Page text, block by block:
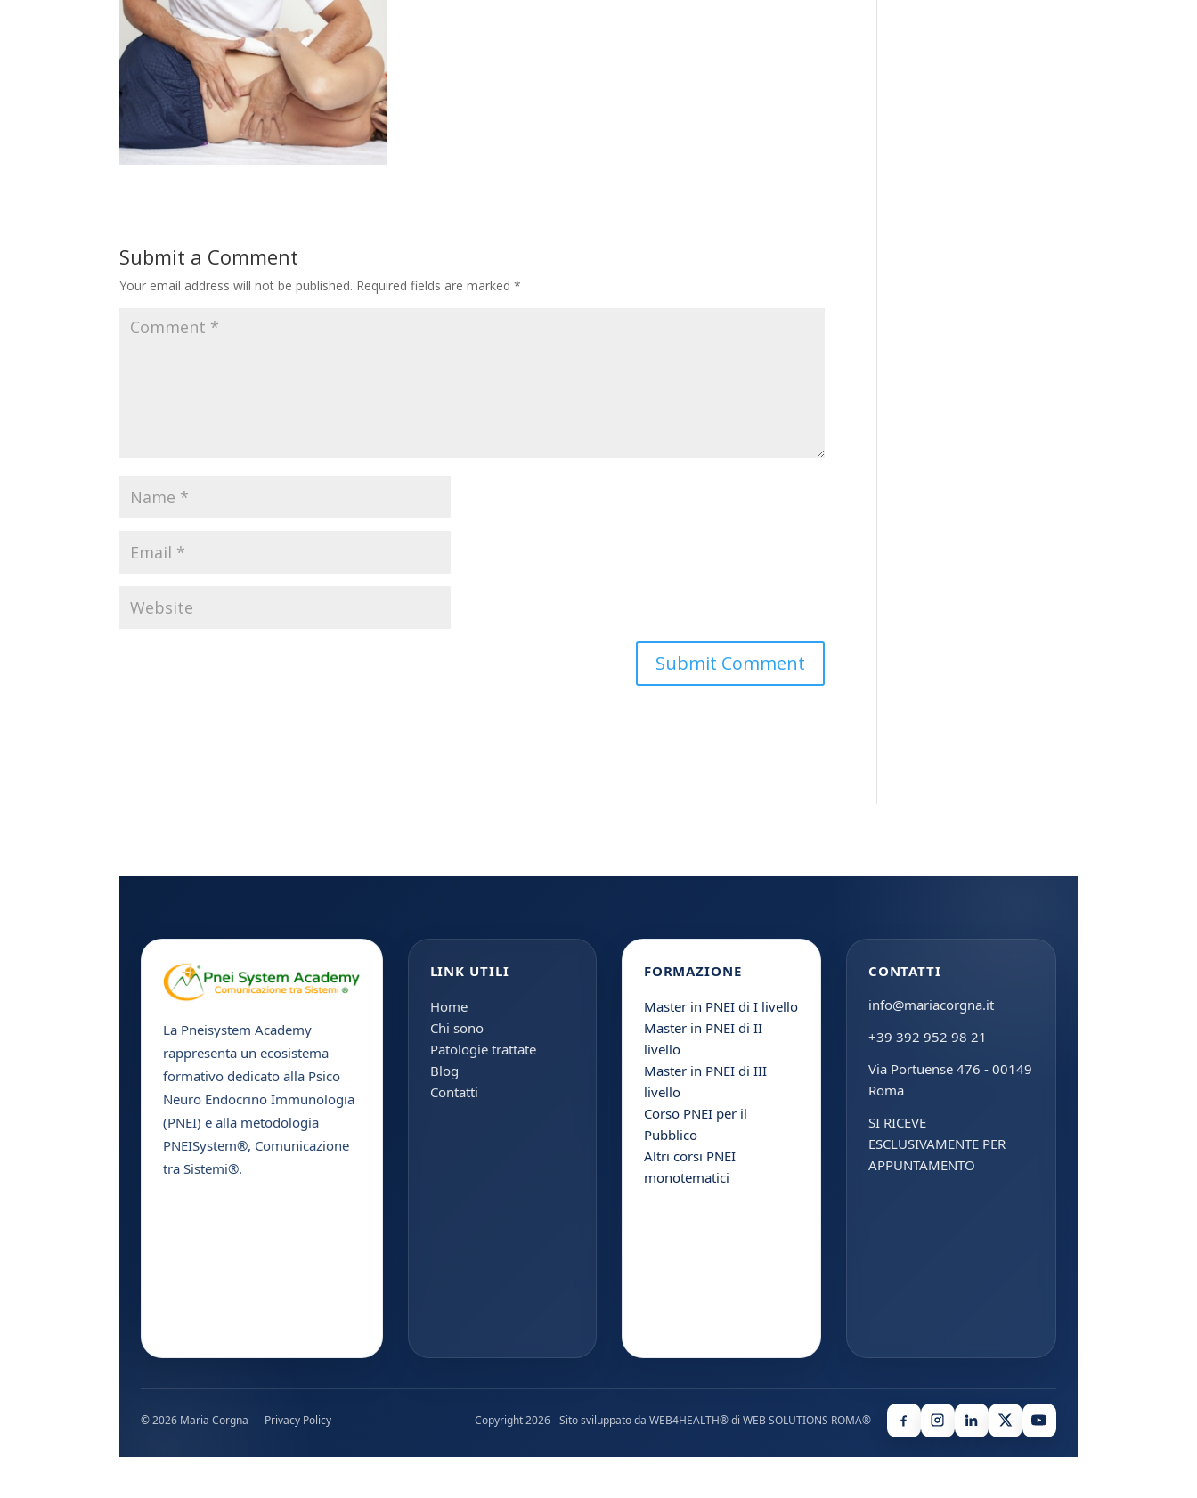
Submit a Comment
Your email address will not be published. Required fields are marked*
La Pneisystem Academy
rappresenta un ecosistema
formativo dedicato alla Psico
Neuro Endocrino Immunologia
(PNEI) e alla metodologia
PNEISystem®, Comunicazione
tra Sistemi®.
LINK UTILI
Home
Chi sono
Patologie trattate
Blog
Contatti
FORMAZIONE
Master in PNEI di I livello
Master in PNEI di II
livello
Master in PNEI di III
livello
Corso PNEI per il
Pubblico
Altri corsi PNEI
monotematici
CONTATTI
info@mariacorgna.it
+39 392 952 98 21
Via Portuense 476 - 00149
Roma
SI RICEVE
ESCLUSIVAMENTE PER
APPUNTAMENTO
© 2026 Maria Corgna Privacy Policy Copyright 2026 - Sito sviluppato da WEB4HEALTH®di WEB SOLUTIONS ROMA®